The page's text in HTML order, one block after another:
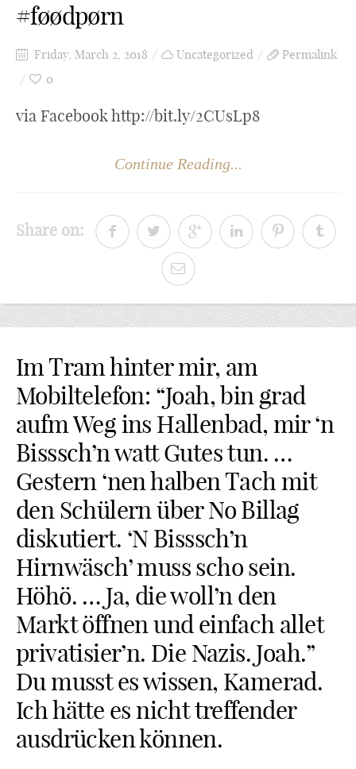
#føødpørn
Friday, March 2, 2018 Uncategorized
Permalink
0
via Facebook http://bit.ly/2CUsLp8
Continue Reading...
Share on:
Im Tram hinter mir, am
Mobiltelefon: “Joah, bin grad
aufm Weg ins Hallenbad, mir ‘n
Bisssch’n watt Gutes tun. …
Gestern ‘nen halben Tach mit
den Schülern über No Billag
diskutiert. ‘N Bisssch’n
Hirnwäsch’ muss scho sein.
Höhö. … Ja, die woll’n den
Markt öffnen und einfach allet
privatisier’n. Die Nazis. Joah.”
Du musst es wissen, Kamerad.
Ich hätte es nicht treffender
ausdrücken können.